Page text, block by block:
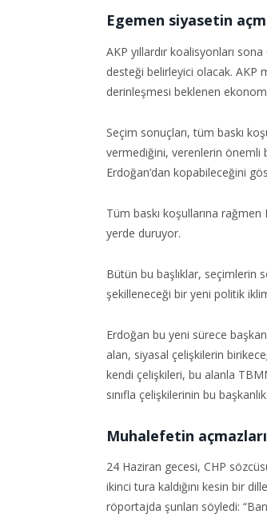
Egemen siyasetin
AKP yıllardır koalisyonları
desteği belirleyici olacak. AKP
derinleşmesi beklenen
Seçim sonuçları, tüm baskı
vermediğini, verenlerin önemli
Erdoğan’dan kopabileceğini
Tüm baskı koşullarına
yerde duruyor.
Bütün bu başlıklar, seçimlerin
şekilleneceği bir yeni politik
Erdoğan bu yeni sürece
alan, siyasal çelişkilerin
kendi çelişkileri, bu alanla
sınıfla çelişkilerinin bu
Muhalefetin açmazları
24 Haziran gecesi, CHP
ikinci tura kaldığını kesin bir
röportajda şunları söyledi: